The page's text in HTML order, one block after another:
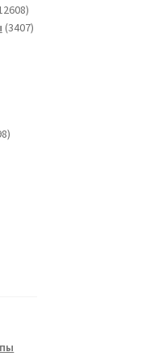
12608
товаров
34073407
6598